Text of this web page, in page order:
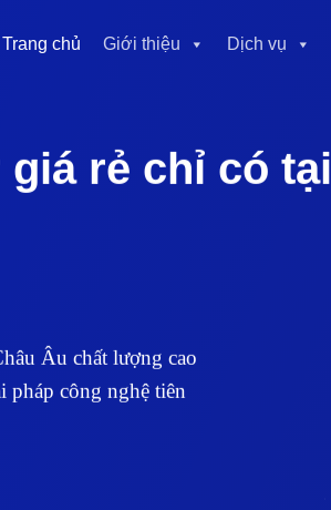
Trang chủ Giới thiệu Dịch vụ
giá rẻ chỉ có tại
Âu chất lượng cao
pháp công nghệ tiên